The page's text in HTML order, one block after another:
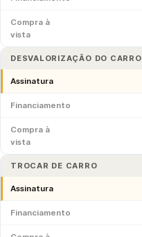
Compra à
vista
DESVALORIZAÇÃO DO CARRO
Assinatura
Financiamento
Compra à
vista
TROCAR DE CARRO
Assinatura
Financiamento